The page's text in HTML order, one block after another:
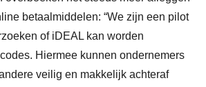
betaalmiddelen: “We zijn een pilot
of iDEAL kan worden
Hiermee kunnen ondernemers
veilig en makkelijk achteraf